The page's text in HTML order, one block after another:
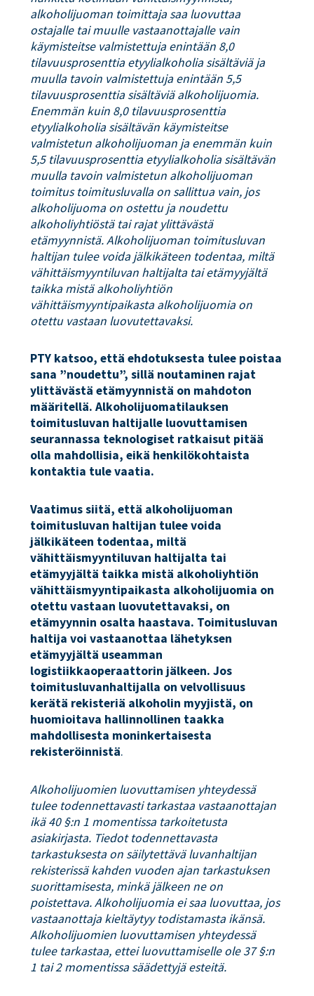
alkoholijuoman toimittaja saa luovuttaa
ostajalle tai muulle vastaanottajalle vain
käymisteitse valmistettuja enintään 8,0
tilavuusprosenttia etyylialkoholia sisältäviä ja
muulla tavoin valmistettuja enintään 5,5
tilavuusprosenttia sisältäviä alkoholijuomia.
Enemmän kuin 8,0 tilavuusprosenttia
etyylialkoholia sisältävän käymisteitse
valmistetun alkoholijuoman ja enemmän kuin
5,5 tilavuusprosenttia etyylialkoholia sisältävän
muulla tavoin valmistetun alkoholijuoman
toimitus toimitusluvalla on sallittua vain, jos
alkoholijuoma on ostettu ja noudettu
alkoholiyhtiöstä tai rajat ylittävästä
etämyynnistä. Alkoholijuoman toimitusluvan
haltijan tulee voida jälkikäteen todentaa, miltä
vähittäismyyntiluvan haltijalta tai etämyyjältä
taikka mistä alkoholiyhtiön
vähittäismyyntipaikasta alkoholijuomia on
otettu vastaan luovutettavaksi.
PTY katsoo, että ehdotuksesta tulee poistaa
sana ”noudettu”, sillä noutaminen rajat
ylittävästä etämyynnistä on mahdoton
määritellä. Alkoholijuomatilauksen
toimitusluvan haltijalle luovuttamisen
seurannassa teknologiset ratkaisut pitää
olla mahdollisia, eikä henkilökohtaista
kontaktia tule vaatia.
Vaatimus siitä, että alkoholijuoman
toimitusluvan haltijan tulee voida
jälkikäteen todentaa, miltä
vähittäismyyntiluvan haltijalta tai
etämyyjältä taikka mistä alkoholiyhtiön
vähittäismyyntipaikasta alkoholijuomia on
otettu vastaan luovutettavaksi, on
etämyynnin osalta haastava. Toimitusluvan
haltija voi vastaanottaa lähetyksen
etämyyjältä useamman
logistiikkaoperaattorin jälkeen. Jos
toimitusluvanhaltijalla on velvollisuus
kerätä rekisteriä alkoholin myyjistä, on
huomioitava hallinnollinen taakka
mahdollisesta moninkertaisesta
rekisteröinnistä.
Alkoholijuomien luovuttamisen yhteydessä
tulee todennettavasti tarkastaa vastaanottajan
ikä 40 §:n 1 momentissa tarkoitetusta
asiakirjasta. Tiedot todennettavasta
tarkastuksesta on säilytettävä luvanhaltijan
rekisterissä kahden vuoden ajan tarkastuksen
suorittamisesta, minkä jälkeen ne on
poistettava. Alkoholijuomia ei saa luovuttaa, jos
vastaanottaja kieltäytyy todistamasta ikänsä.
Alkoholijuomien luovuttamisen yhteydessä
tulee tarkastaa, ettei luovuttamiselle ole 37 §:n
1 tai 2 momentissa säädettyjä esteitä.